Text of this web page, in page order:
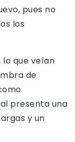
pues no
los
lo que veían
de
presenta una
y un